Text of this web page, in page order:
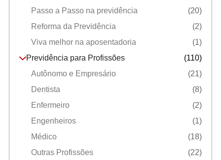
Passo a Passo na previdência
(20)
Reforma da Previdência
(2)
Viva melhor na aposentadoria
(1)
Previdência para Profissões
(110)
Autônomo e Empresário
(21)
Dentista
(8)
Enfermeiro
(2)
Engenheiros
(1)
Médico
(18)
Outras Profissões
(22)